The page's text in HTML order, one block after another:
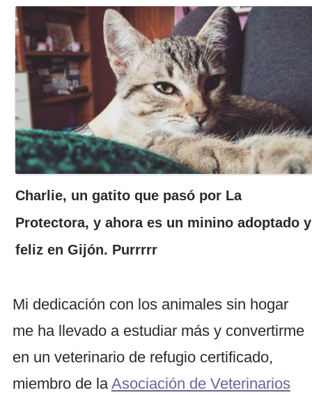
Charlie, un gatito que pasó por La
Protectora, y ahora es un minino adoptado y
feliz en Gijón. Purrrrr
Mi dedicación con los animales sin hogar
me ha llevado a estudiar más y convertirme
en un veterinario de refugio certificado,
miembro de la Asociación de Veterinarios